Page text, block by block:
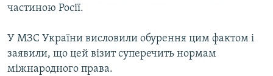
частиною Росії.
У МЗС України висловили обурення цим фактом і
заявили, що цей візит суперечить нормам
міжнародного права.